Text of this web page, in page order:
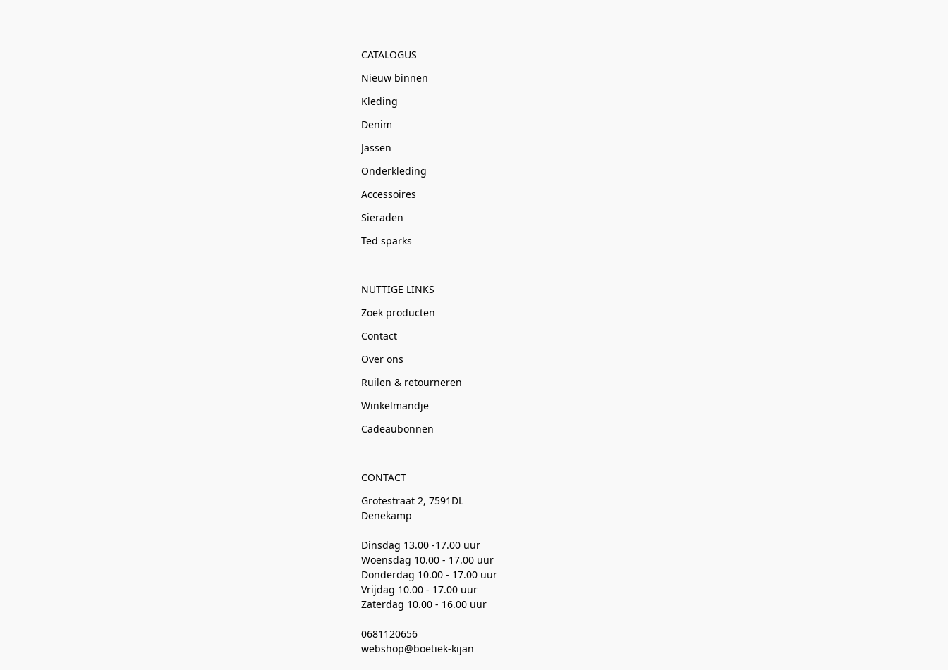
CATALOGUS
Nieuw binnen
Kleding
Denim
Jassen
Onderkleding
Accessoires
Sieraden
Ted sparks
NUTTIGE LINKS
Zoek producten
Contact
Over ons
Ruilen & retourneren
Winkelmandje
Cadeaubonnen
CONTACT
Grotestraat 2, 7591DL
Denekamp
Dinsdag 13.00 -17.00 uur
Woensdag 10.00 - 17.00 uur
Donderdag 10.00 - 17.00 uur
Vrijdag 10.00 - 17.00 uur
Zaterdag 10.00 - 16.00 uur
0681120656
webshop@boetiek-kijan